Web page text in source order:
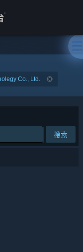
Co., Ltd.
搜索